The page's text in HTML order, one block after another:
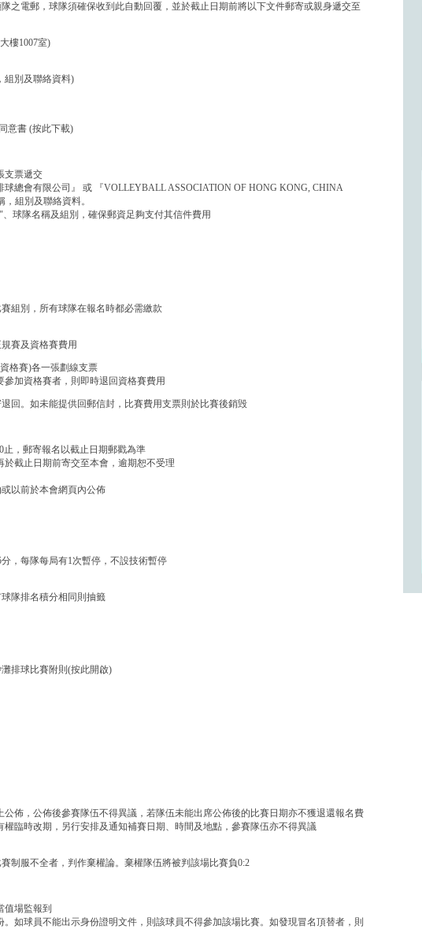
之電郵，球隊須確保收到此自動回覆，並於截止日期前將以下文件郵寄或親身遞交至
樓1007室)
組別及聯絡資料)
意書 (按此下載)
支票遞交
總會有限公司』 或 『VOLLEYBALL ASSOCIATION OF HONG KONG, CHINA
組別及聯絡資料。
球隊名稱及組別，確保郵資足夠支付其信件費用
組別，所有球隊在報名時都必需繳款
賽及資格賽費用
格賽)各一張劃線支票
加資格賽者，則即時退回資格賽費用
回。如未能提供回郵信封，比賽費用支票則於比賽後銷毁
止，郵寄報名以截止日期郵戳為準
截止日期前寄交至本會，逾期恕不受理
以前於本會網頁內公佈
，每隊每局有1次暫停，不設技術暫停
隊排名積分相同則抽籤
排球比賽附則(按此開啟)
佈，公佈後參賽隊伍不得異議，若隊伍未能出席公佈後的比賽日期亦不獲退還報名費
臨時改期，另行安排及通知補賽日期、時間及地點，參賽隊伍亦不得異議
制服不全者，判作棄權論。棄權隊伍將被判該場比賽負0:2
值場監報到
如球員不能出示身份證明文件，則該球員不得參加該場比賽。如發現冒名頂替者，則